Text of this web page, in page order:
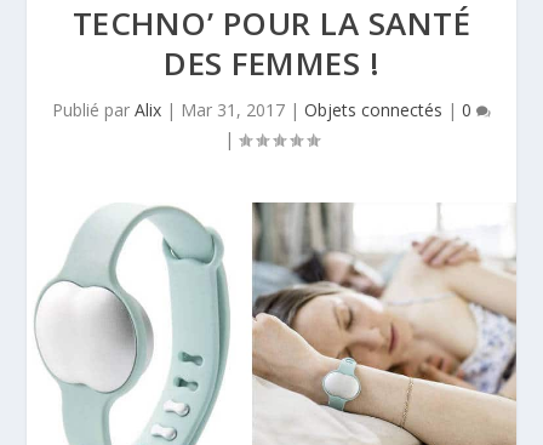
TECHNO’ POUR LA SANTÉ
DES FEMMES !
Publié par Alix | Mar 31, 2017 | Objets connectés | 0
|